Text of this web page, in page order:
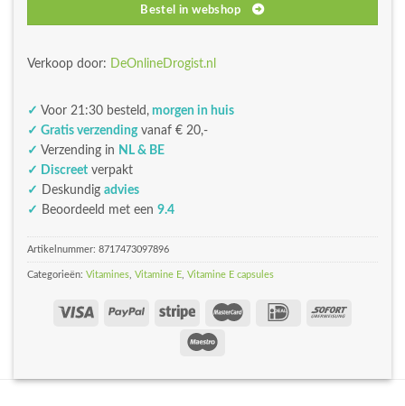
Bestel in webshop
Verkoop door: DeOnlineDrogist.nl
✓ Voor 21:30 besteld, morgen in huis
✓ Gratis verzendingvanaf € 20,-
✓ Verzending in NL & BE
✓ Discreet verpakt
✓
Deskundig advies
✓ Beoordeeld met een 9.4
Artikelnummer: 8717473097896
Categorieën: Vitamines Vitamine E Vitamine E capsules